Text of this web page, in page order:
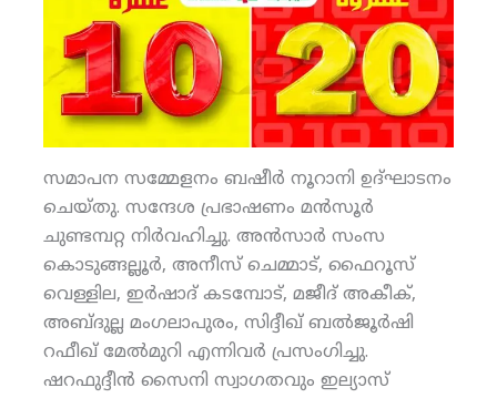
സമാപന സമ്മേളനം ബഷീര്‍ നൂറാനി ഉദ്ഘാടനം
ചെയ്തു. സന്ദേശ പ്രഭാഷണം മന്‍സൂര്‍
ചുണ്ടമ്പറ്റ നിര്‍വഹിച്ചു. അന്‍സാര്‍ സംസ
കൊടുങ്ങല്ലൂര്‍, അനീസ് ചെമ്മാട്, ഫൈറൂസ്
വെള്ളില, ഇര്‍ഷാദ് കടമ്പോട്, മജീദ് അകീക്,
അബ്ദുല്ല മംഗലാപുരം, സിദ്ദീഖ് ബല്‍ജൂര്‍ഷി
റഫീഖ് മേല്‍മുറി എന്നിവര്‍ പ്രസംഗിച്ചു.
ഷറഫുദ്ദീന്‍ സൈനി സ്വാഗതവും ഇല്യാസ്